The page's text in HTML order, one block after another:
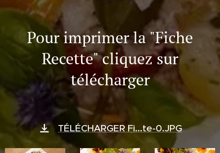
Pour imprimer la "Fiche
Recette" cliquez sur
télécharger
TÉLÉCHARGER Fi...te-0.JPG